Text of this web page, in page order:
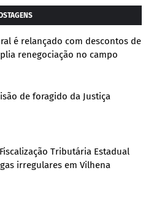
é relançado com descontos de
renegociação no campo
de foragido da Justiça
Tributária Estadual
irregulares em Vilhena